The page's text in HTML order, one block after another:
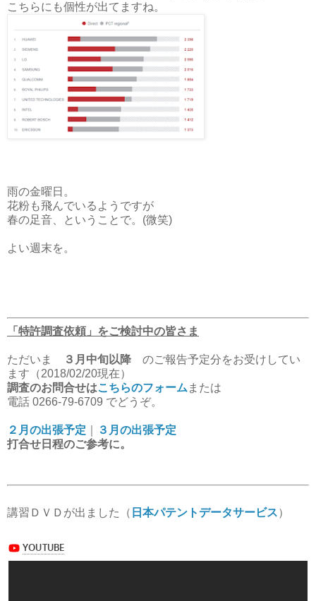
こちらにも個性が出てますね。
雨の金曜日。
花粉も飛んでいるようですが
春の足音、ということで。(微笑)
よい週末を。
「特許調査依頼」をご検討中の皆さま
ただいま ３月中旬以降 のご報告予定分をお受けしてい
ます（2018/02/20現在）
調査のお問合せはこちらのフォーム または
電話 0266-79-6709 でどうぞ。
２月の出張予定
３月の出張予定
打合せ日程のご参考に。
講習ＤＶＤが出ました（ 日本パテントデータサービス）